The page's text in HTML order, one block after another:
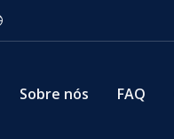
Sobre nós FAQ